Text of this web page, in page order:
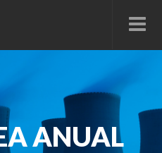
ANUAL